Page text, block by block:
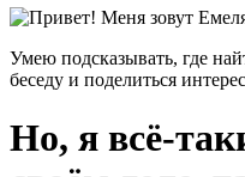
Привет! Меня зовут
Умею подсказывать, где
беседу и поделиться
Но, я всё-